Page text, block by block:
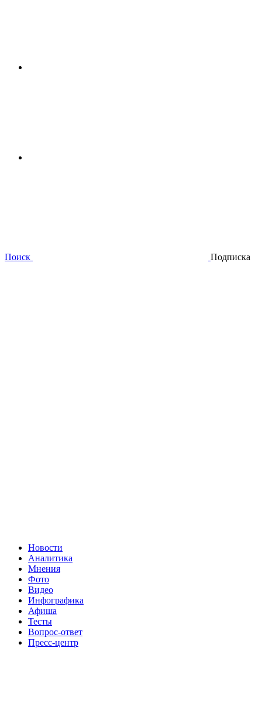
Поиск Подписка
Новости
Аналитика
Мнения
Фото
Видео
Инфографика
Афиша
Тесты
Вопрос-ответ
Пресс-центр